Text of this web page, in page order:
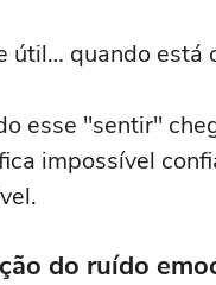
útil… quando está
esse "sentir"
impossível
do ruído